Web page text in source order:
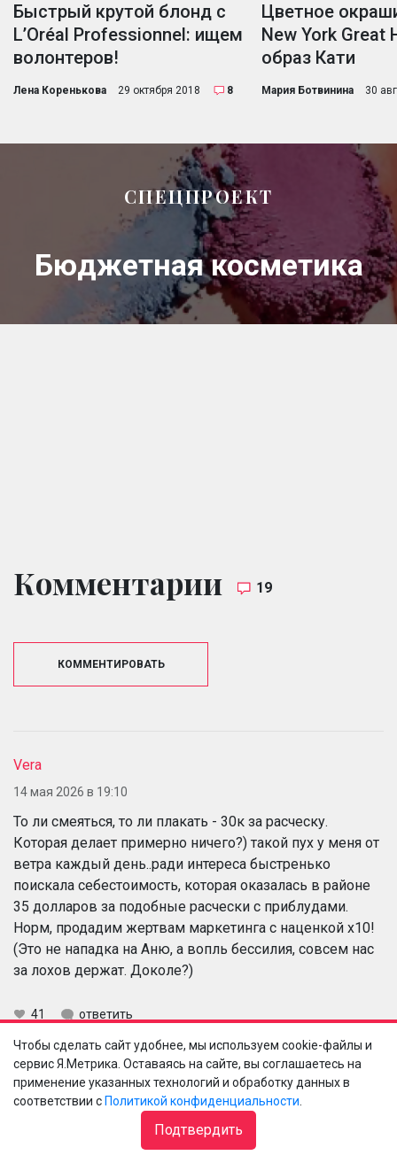
Быстрый крутой блонд с
L’Oréal Professionnel: ищем
волонтеров!
Лена Коренькова 29 октября 2018 8
Цветное
New York Great
образ Кати
Мария Ботвинина 30
СПЕЦПРОЕКТ
Бюджетная косметика
Комментарии 19
КОММЕНТИРОВАТЬ
Vera
14 мая 2026 в 19:10
То ли смеяться, то ли плакать - 30к за расческу.
Которая делает примерно ничего?) такой пух у меня от
ветра каждый день..ради интереса быстренько
поискала себестоимость, которая оказалась в районе
35 долларов за подобные расчески с приблудами.
Норм, продадим жертвам маркетинга с наценкой х10!
(Это не нападка на Аню, а вопль бессилия, совсем нас
за лохов держат. Доколе?)
41 ответить
Анна Губанова Vera
14 мая 2026 в 19:20
Это не просто пух, это новые волосы, которые
Чтобы сделать сайт удобнее, мы используем cookie-файлы и
сервис Я.Метрика. Оставаясь на сайте, вы соглашаетесь на
применение указанных технологий и обработку данных в
соответствии с Политикой конфиденциальности
Подтвердить